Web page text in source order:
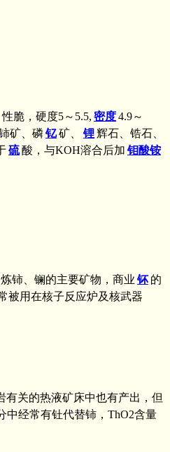
性脆，硬度5～5.5, 密度4.9～
矿、磷钇矿、 锂辉石、锆石、
硫酸，与KOH溶合后加 钼酸铵
铈、镧的主要矿物，商业 钚 的
被用在核子反应炉及核武器
有关的热液矿床中也有产出，但
中经常有钍代替铈，ThO2含量